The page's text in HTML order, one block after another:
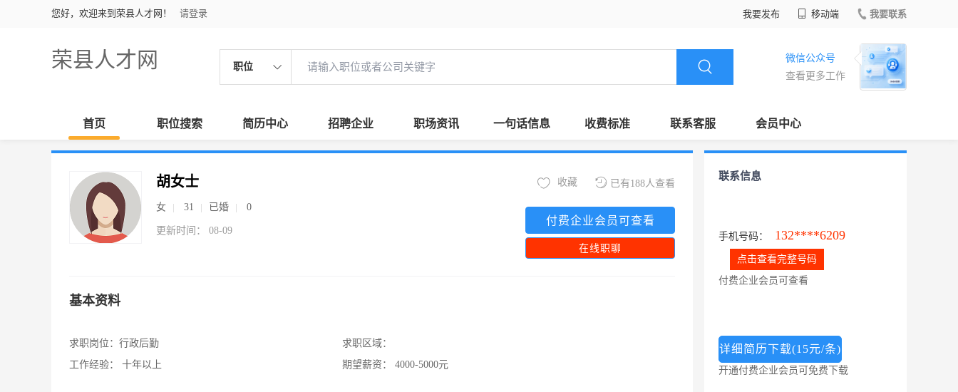
您好，欢迎来到荣县人才网！ 请登录 我要发布 移动端 我要联系
荣县人才网 职位
微信公众号
查看更多工作
首页 职位搜索 简历中心 招聘企业 职场资讯 一句话信息 收费标准 联系客服 会员中心
胡女士
女 31 已婚 0
更新时间： 08-09
已有188人查看
收藏
付费企业会员可查看
在线职聊
基本资料
求职岗位： 行政后勤
工作经验：
十年以上
求职区域：
期望薪资：
4000-5000元
联系信息
手机号码： 132****6209
点击查看完整号码
付费企业会员可查看
详细简历下载(15元/条)
开通付费企业会员可免费下载